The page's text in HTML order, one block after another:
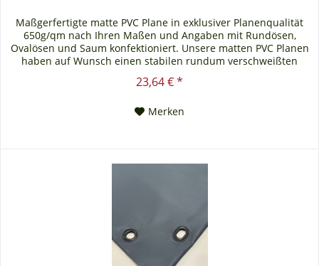
Maßgerfertigte matte PVC Plane in exklusiver Planenqualität
650g/qm nach Ihren Maßen und Angaben mit Rundösen,
Ovalösen und Saum konfektioniert. Unsere matten PVC Planen
haben auf Wunsch einen stabilen rundum verschweißten
matte PVC Plane lässt sich bei uns mit verzinkten Ösen oder
23,64 € *
Merken